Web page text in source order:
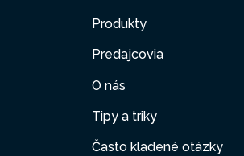
Produkty
Predajcovia
O nás
Tipy a triky
Často kladené otázky